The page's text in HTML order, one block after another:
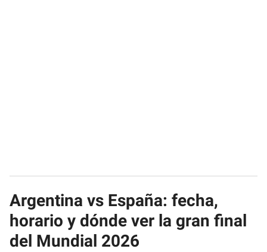
Argentina vs España: fecha,
horario y dónde ver la gran final
del Mundial 2026